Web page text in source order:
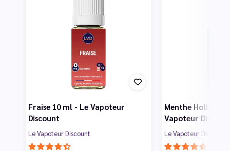
Fraise 10 ml - Le Vapoteur
Discount
Le Vapoteur Discount
Menthe
Vapoteur
Le Vapoteur Discount